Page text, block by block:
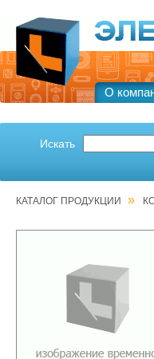
О
Искать
КАТАЛОГ ПРОДУКЦИИ »